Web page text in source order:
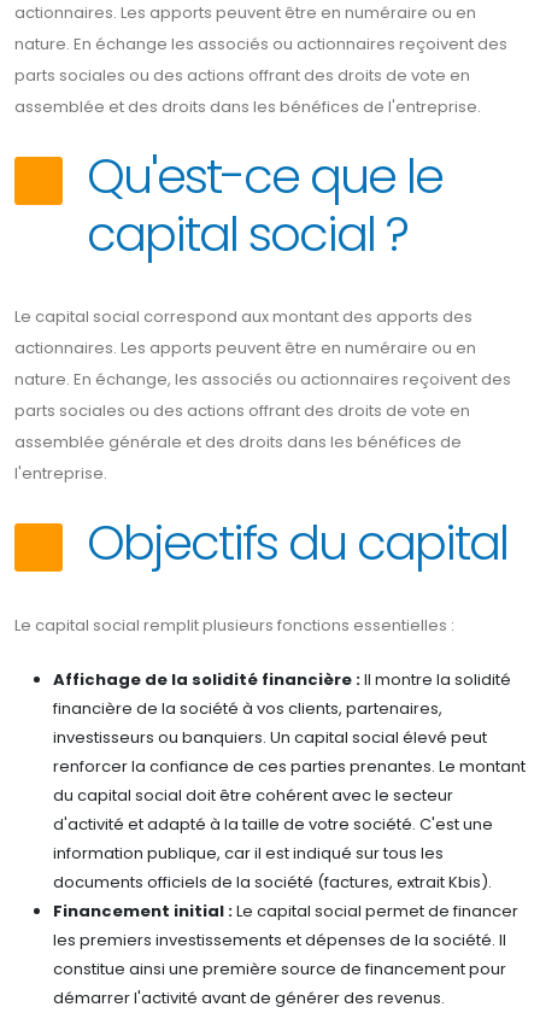
actionnaires. Les apports peuvent être en numéraire ou en
nature. En échange les associés ou actionnaires reçoivent des
parts sociales ou des actions offrant des droits de vote en
assemblée et des droits dans les bénéfices de l'entreprise.
Qu'est-ce que le
capital social ?
Le capital social correspond aux montant des apports des
actionnaires. Les apports peuvent être en numéraire ou en
nature. En échange, les associés ou actionnaires reçoivent des
parts sociales ou des actions offrant des droits de vote en
assemblée générale et des droits dans les bénéfices de
l'entreprise.
Objectifs du capital
Le capital social remplit plusieurs fonctions essentielles :
Affichage de la solidité financière :Il montre la solidité
financière de la société à vos clients, partenaires,
investisseurs ou banquiers. Un capital social élevé peut
renforcer la confiance de ces parties prenantes. Le montant
du capital social doit être cohérent avec le secteur
d'activité et adapté à la taille de votre société. C'est une
information publique, car il est indiqué sur tous les
documents officiels de la société (factures, extrait Kbis).
Financement initial :Le capital social permet de financer
les premiers investissements et dépenses de la société. Il
constitue ainsi une première source de financement pour
démarrer l'activité avant de générer des revenus.